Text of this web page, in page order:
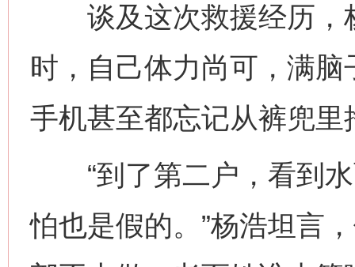
谈及这次救援经历，
时，自己体力尚可，满
手机甚至都忘记从裤兜
“到了第二户，看到水
怕也是假的。”杨浩坦言